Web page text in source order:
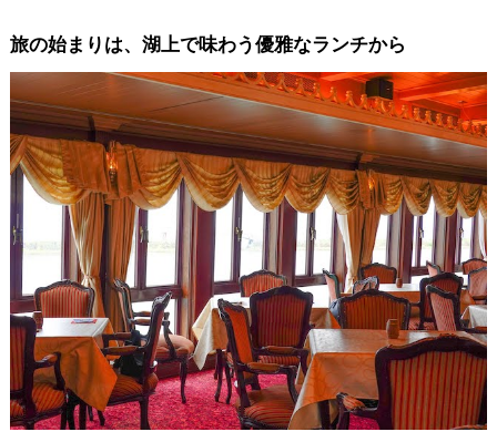
旅の始まりは、湖上で味わう優雅なランチから